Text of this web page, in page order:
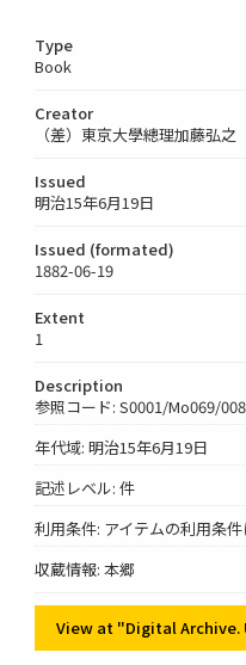
Type
Book
Creator
（差）東京大學總理加藤弘
Issued
明治15年6月19日
Issued (formated)
1882-06-19
Extent
1
Description
参照コード: S0001/Mo069/
年代域: 明治15年6月19日
記述レベル: 件
利用条件: アイテムの利用条
収蔵情報: 本郷
View at "Digital